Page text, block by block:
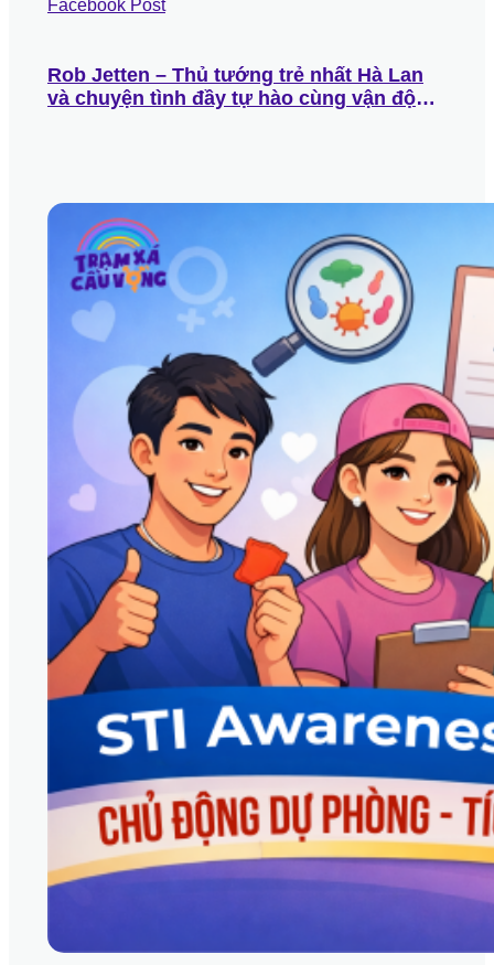
Rob Jetten – Thủ tướng trẻ nhất Hà Lan
và chuyện tình đầy tự hào cùng vận động